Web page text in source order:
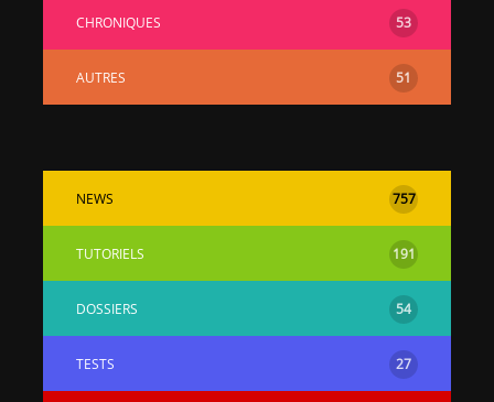
CHRONIQUES 53
AUTRES 51
NEWS 757
TUTORIELS 191
DOSSIERS 54
TESTS 27